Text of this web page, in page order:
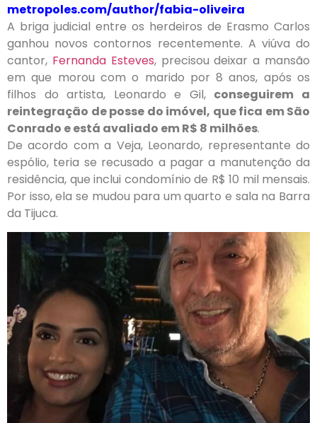
metropoles.com/author/fabia-oliveira
A briga judicial entre os herdeiros de Erasmo Carlos
ganhou novos contornos recentemente. A viúva do
cantor, Fernanda Esteves, precisou deixar a mansão
em que morou com o marido por 8 anos, após os
filhos do artista, Leonardo e Gil, conseguirem a
reintegração de posse do imóvel, que fica em São
Conrado e está avaliado em R$ 8 milhões.
De acordo com a Veja, Leonardo, representante do
espólio, teria se recusado a pagar a manutenção da
residência, que inclui condomínio de R$ 10 mil mensais.
Por isso, ela se mudou para um quarto e sala na Barra
da Tijuca.